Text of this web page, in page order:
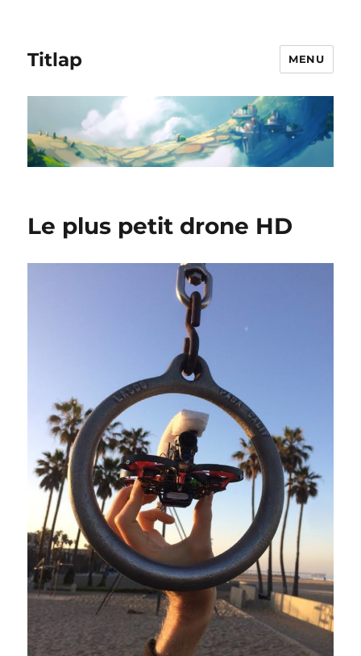
Titlap MENU
Le plus petit drone HD